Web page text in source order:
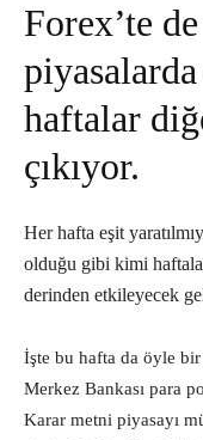
Forex’te
haftalar
çıkıyor.
Her hafta eşit
olduğu gibi kimi
derinden etkileyecek
İşte bu hafta da öyle
Merkez Bankası para
Karar metni piyasayı